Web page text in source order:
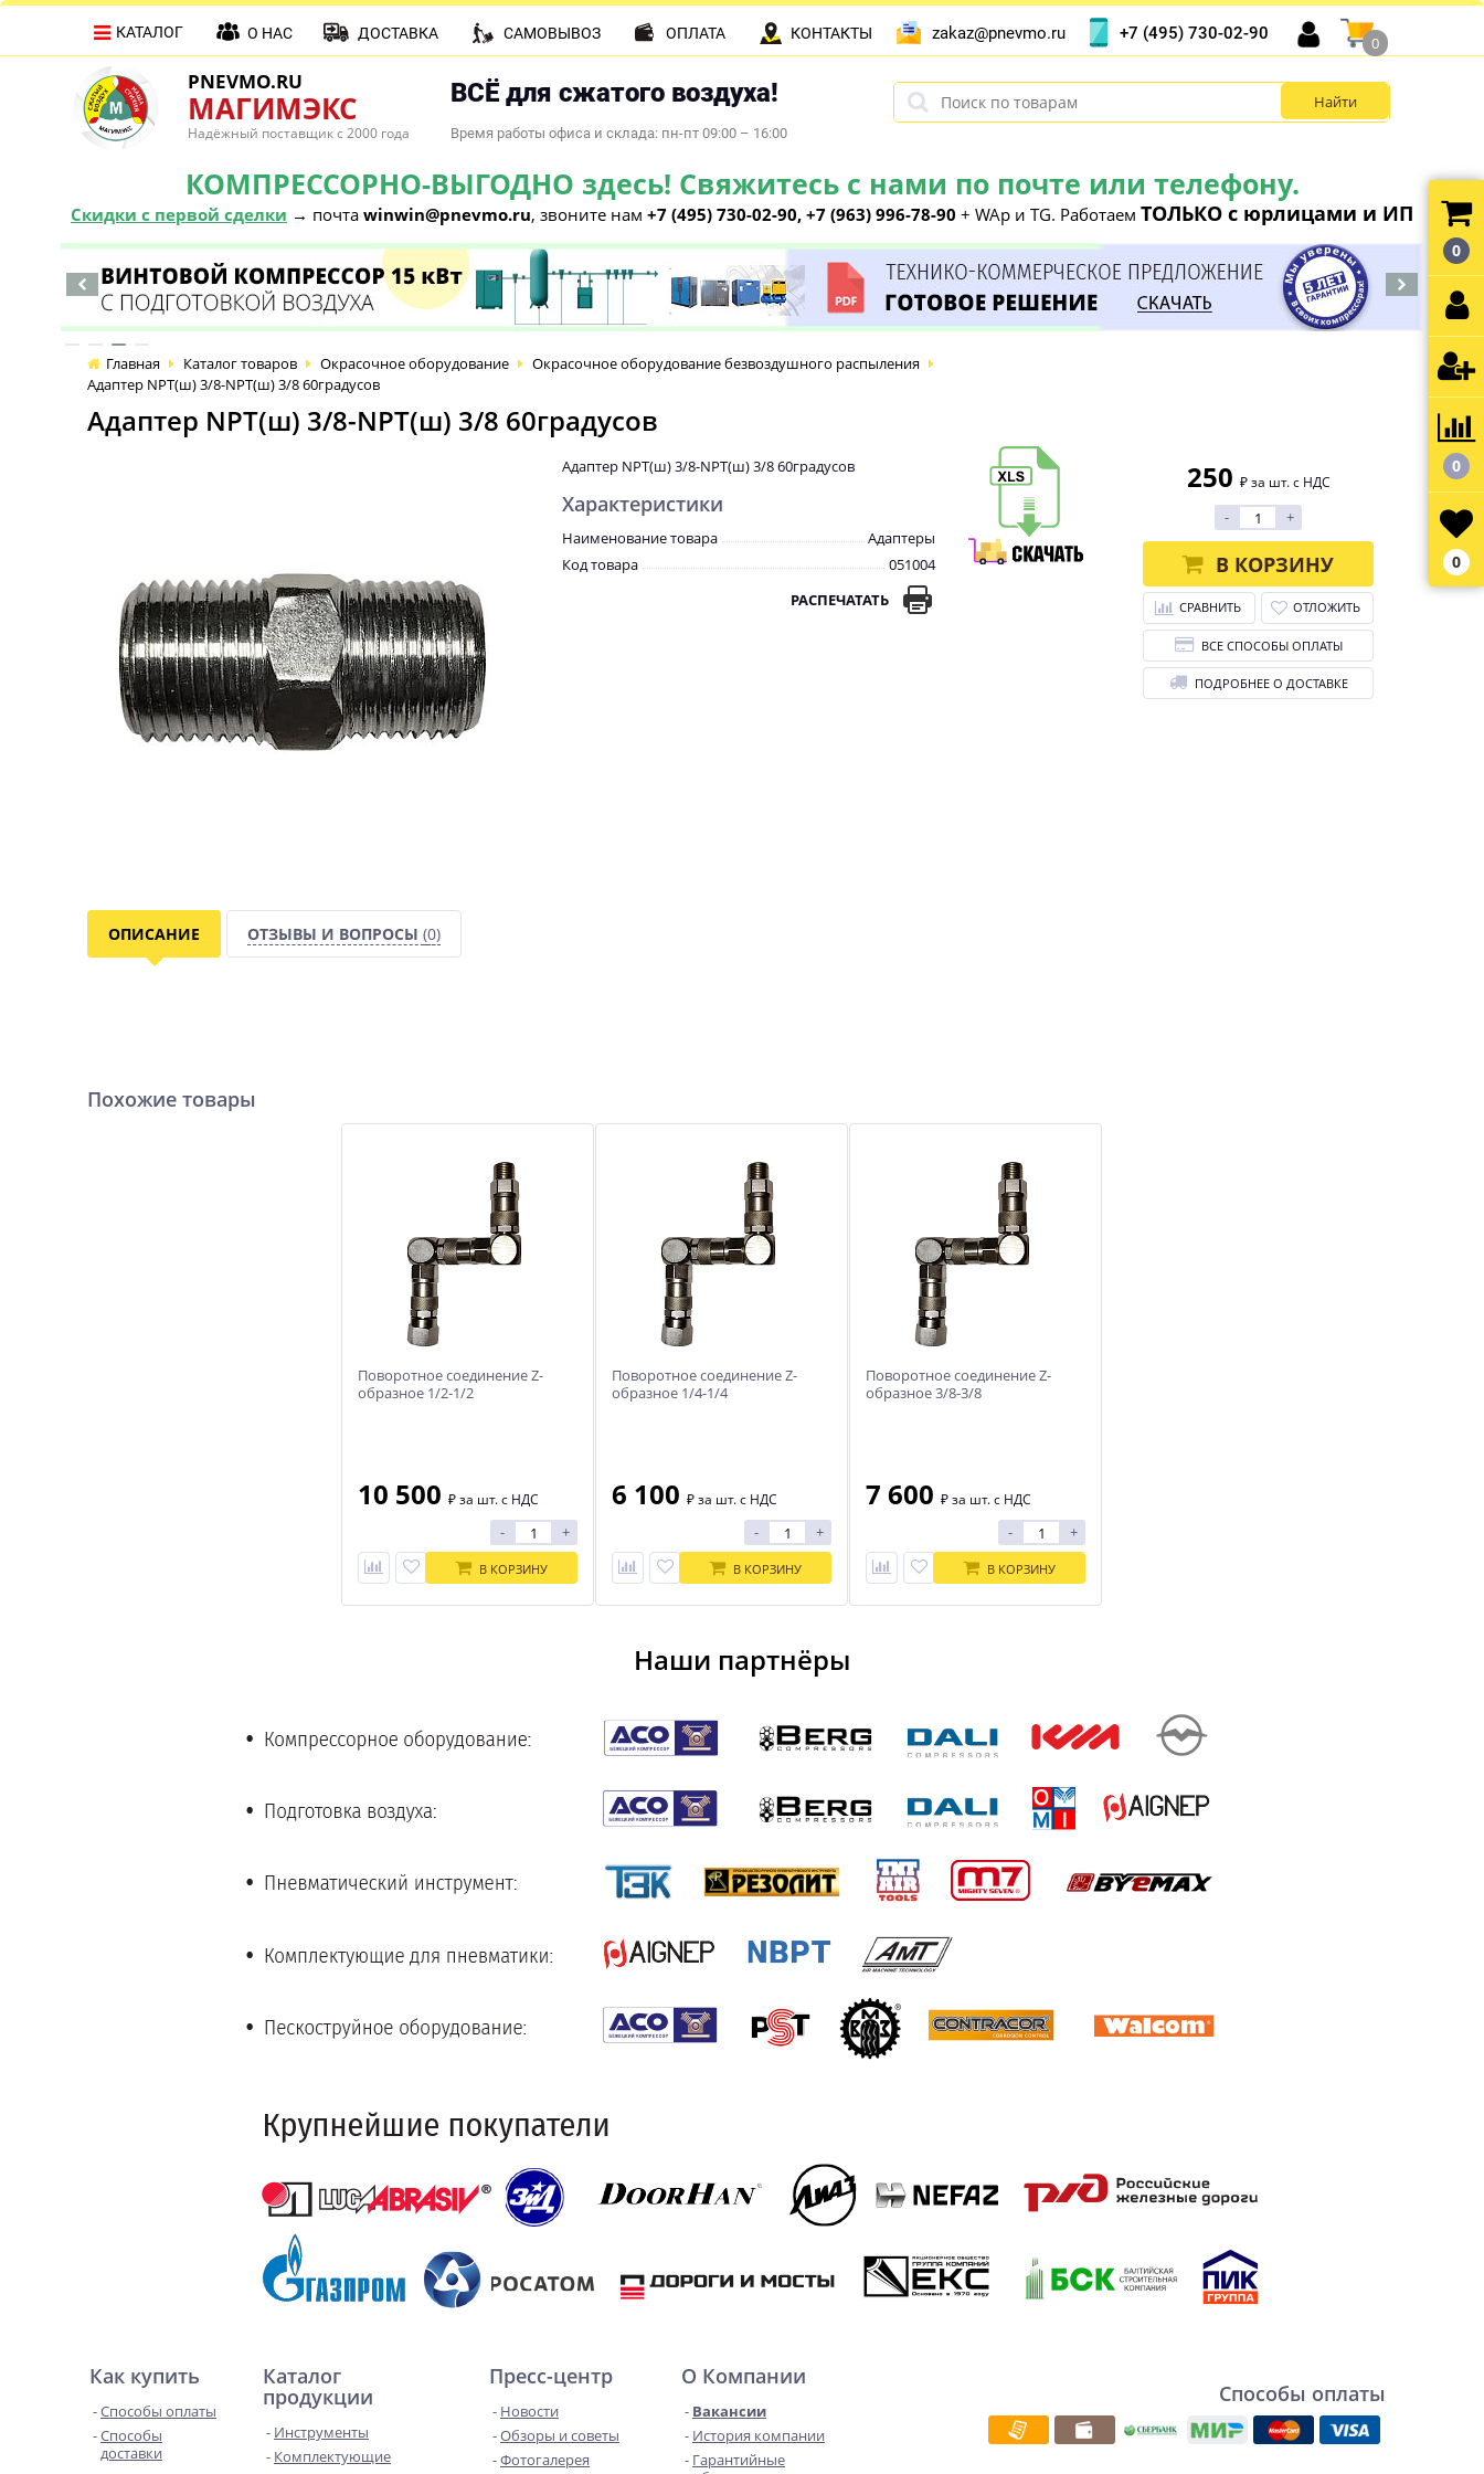
PNEVMO.RU
МАГИМЭКС
Надёжный поставщик с 2000 года
ВСЁ для сжатого воздуха!
Время работы офиса и склада: пн-пт 09:00 – 16:00
КОМПРЕССОРНО-ВЫГОДНО здесь! Свяжитесь с нами по почте или телефону.
Скидки с первой сделки → почта winwin@pnevmo.ru, звоните нам +7 (495) 730-02-90, +7 (963) 996-78-90 + WAp и TG. Работаем ТОЛЬКО с юрлицами и ИП
КАТАЛОГ О НАС ДОСТАВКА САМОВЫВОЗ ОПЛАТА КОНТАКТЫ zakaz@pnevmo.ru +7 (495) 730-02-90
0
Главная Каталог товаров Окрасочное оборудование
Окрасочное оборудование безвоздушного распыления
Адаптер NPT(ш) 3/8-NPT(ш) 3/8 60градусов
Адаптер NPT(ш) 3/8-NPT(ш) 3/8 60градусов
Адаптер NPT(ш) 3/8-NPT(ш) 3/8 60градусов
Характеристики
Наименование товара
Адаптеры
Код товара
051004
РАСПЕЧАТАТЬ
250 ₽ за шт. с НДС
- +
В КОРЗИНУ
СРАВНИТЬ ОТЛОЖИТЬ
ВСЕ СПОСОБЫ ОПЛАТЫ
ПОДРОБНЕЕ О ДОСТАВКЕ
ОПИСАНИЕ ОТЗЫВЫ И ВОПРОСЫ (0)
Похожие товары
Поворотное соединение Z-
образное 3/8-3/8
7 600 ₽за шт. с НДС
- +
В КОРЗИНУ
Поворотное соединение Z-
образное 1/4-1/4
6 100 ₽за шт. с НДС
- +
В КОРЗИНУ
Поворотное соединение Z-
образное 1/2-1/2
10 500 ₽за шт. с НДС
- +
В КОРЗИНУ
Наши партнёры
Как купить
Способы оплаты
Способы
доставки
Каталог
продукции
Инструменты
Комплектующие
Пресс-центр
Новости
Обзоры и советы
Фотогалерея
О Компании
Вакансии
История компании
Гарантийные
Способы оплаты
0
0
0